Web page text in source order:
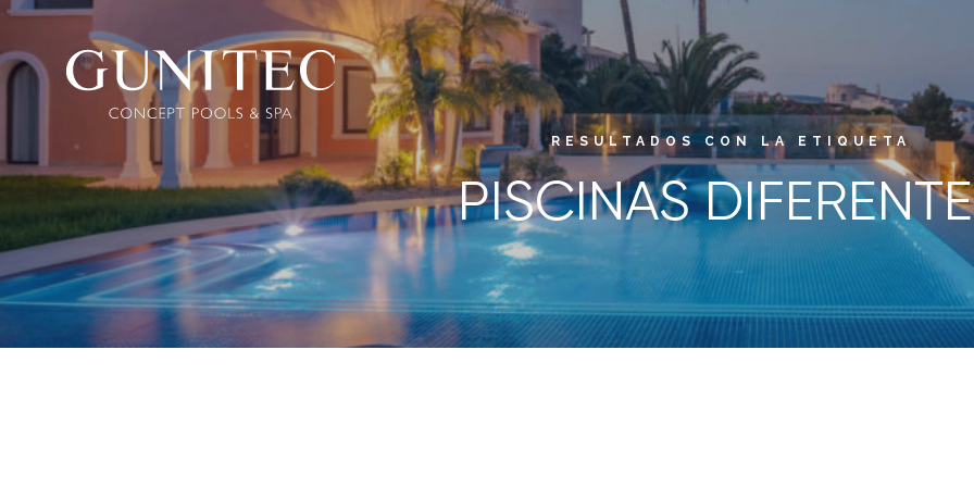
The
Airbnb
Blog –
Belong
RESULTADOS CON LA ETIQUETA
PISCINAS